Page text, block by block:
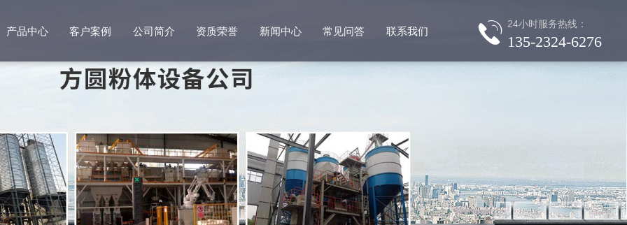
产品中心 客户案例 公司简介 资质荣誉 新闻中心 常见问答 联系我们
24小时服务热线：
135-2324-6276